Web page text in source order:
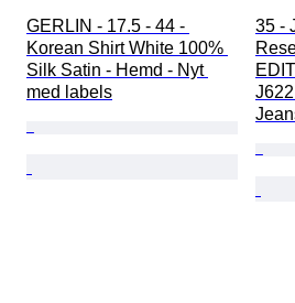
GERLIN - 17.5 - 44 -
Korean Shirt White 100%
Silk Satin - Hemd - Nyt
med labels
35 -